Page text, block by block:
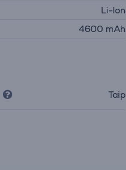
Li-Ion
4600 mAh
Taip